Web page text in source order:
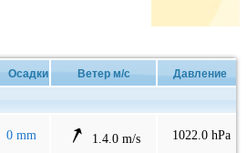
Осадки Ветер м/с Давление
0 mm 1.4.0 m/s 1022.0 hPa